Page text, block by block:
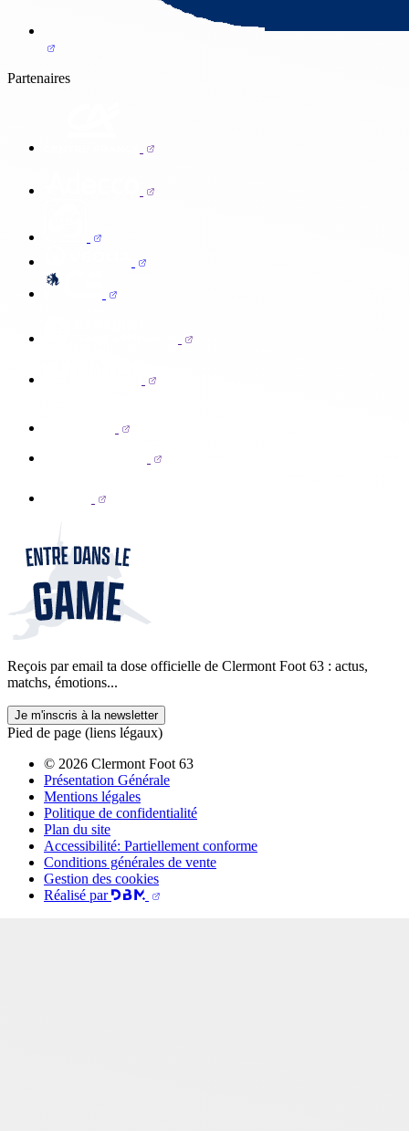
Partenaires
Reçois par email ta dose officielle de Clermont Foot 63 : actus,
matchs, émotions...
Je m'inscris à la newsletter
Pied de page (liens légaux)
© 2026 Clermont Foot 63
Présentation Générale
Mentions légales
Politique de confidentialité
Plan du site
Accessibilité: Partiellement conforme
Conditions générales de vente
Gestion des cookies
Réalisé par